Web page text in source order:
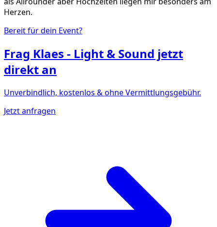
Herzen.
Bereit für dein Event?
Frag Klaes - Light & Sound jetzt
direkt an
Unverbindlich, kostenlos & ohne Vermittlungsgebühr.
Jetzt anfragen